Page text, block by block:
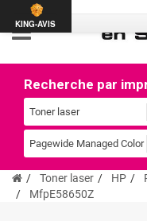
Recherche par
Toner laser HP
MfpE58650Z
KING-AVIS